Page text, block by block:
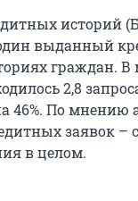
историй
выданный
граждан. В
2,8
46%. По
заявок –
в целом.